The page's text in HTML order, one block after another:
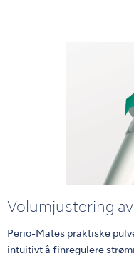
Volumjustering
Perio-Mates praktiske
intuitivt å finregulere